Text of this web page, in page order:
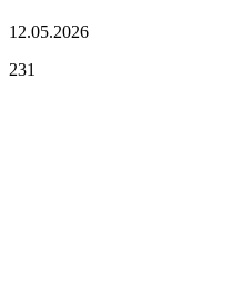
12.05.2026
231